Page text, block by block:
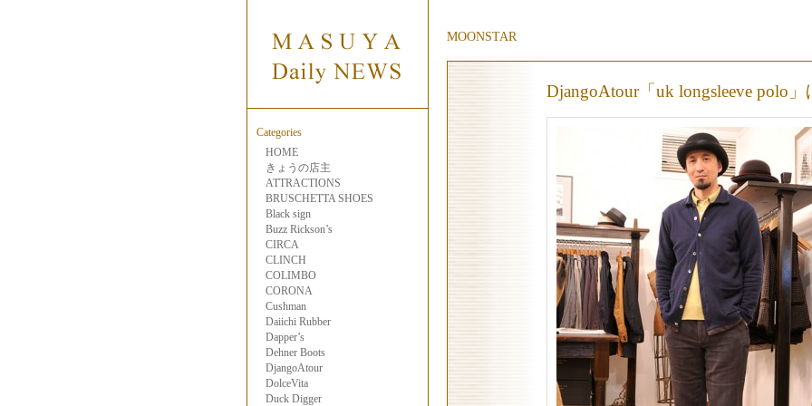
Categories
HOME
きょうの店主
ATTRACTIONS
BRUSCHETTA SHOES
Black sign
Buzz Rickson’s
CIRCA
CLINCH
COLIMBO
CORONA
Cushman
Daiichi Rubber
Dapper’s
Dehner Boots
DjangoAtour
DolceVita
Duck Digger
MOONSTAR
DjangoAtour「uk longsleeve polo」